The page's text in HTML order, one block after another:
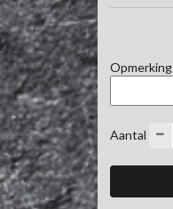
Opmerking
Aantal